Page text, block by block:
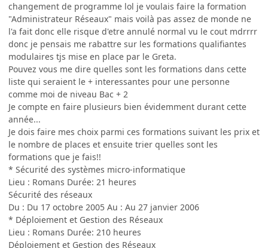
changement de programme lol je voulais faire la formation
"Administrateur Réseaux" mais voilà pas assez de monde ne
l'a fait donc elle risque d'etre annulé normal vu le cout mdrrrr
donc je pensais me rabattre sur les formations qualifiantes
modulaires tjs mise en place par le Greta.
Pouvez vous me dire quelles sont les formations dans cette
liste qui seraient le + interessantes pour une personne
comme moi de niveau Bac + 2
Je compte en faire plusieurs bien évidemment durant cette
année...
Je dois faire mes choix parmi ces formations suivant les prix et
le nombre de places et ensuite trier quelles sont les
formations que je fais!!
* Sécurité des systèmes micro-informatique
Lieu : Romans Durée: 21 heures
Sécurité des réseaux
Du : Du 17 octobre 2005 Au : Au 27 janvier 2006
* Déploiement et Gestion des Réseaux
Lieu : Romans Durée: 210 heures
Déploiement et Gestion des Réseaux